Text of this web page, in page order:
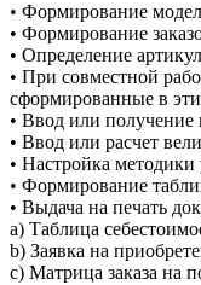
• Формирование
• Формирование
• Определение
• При совместной
сформированные в
• Ввод или получение
• Ввод или расчет
• Настройка методики
• Формирование
• Выдача на печать
a) Таблица
b) Заявка на
c) Матрица заказа на